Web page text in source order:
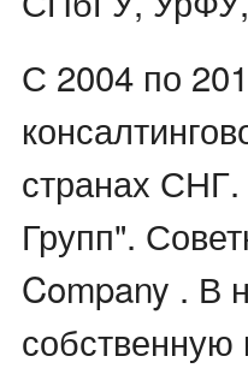
С 2004 по
странах
Групп".
Company . В